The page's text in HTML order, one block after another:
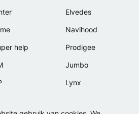
help
Elvedes
Navihood
Prodigee
Jumbo
Lynx